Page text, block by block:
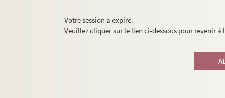
Votre session a expiré.
Veuillez cliquer sur le lien ci-dessous pour revenir